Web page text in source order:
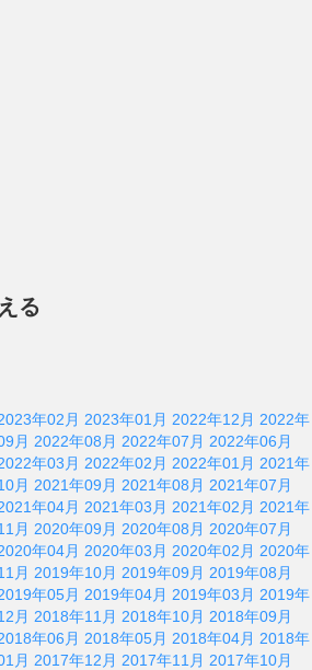
る
年02月 2023年01月 2022年12月 2022年
月 2022年08月 2022年07月 2022年06月
年03月 2022年02月 2022年01月 2021年
月 2021年09月 2021年08月 2021年07月
年04月 2021年03月 2021年02月 2021年
月 2020年09月 2020年08月 2020年07月
年04月 2020年03月 2020年02月 2020年
月 2019年10月 2019年09月 2019年08月
年05月 2019年04月 2019年03月 2019年
月 2018年11月 2018年10月 2018年09月
年06月 2018年05月 2018年04月 2018年
月 2017年12月 2017年11月 2017年10月